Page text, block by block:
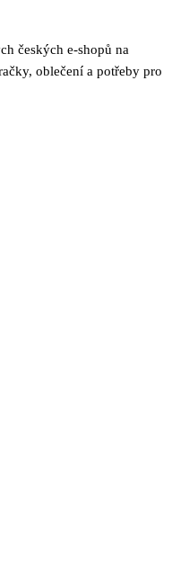
českých e-shopů na
oblečení a potřeby pro